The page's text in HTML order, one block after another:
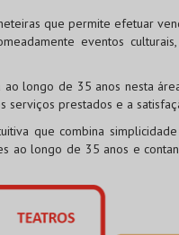
que permite efetuar
eventos
ao longo de 35 anos nesta
prestados e a
que combina
ao longo de 35 anos e